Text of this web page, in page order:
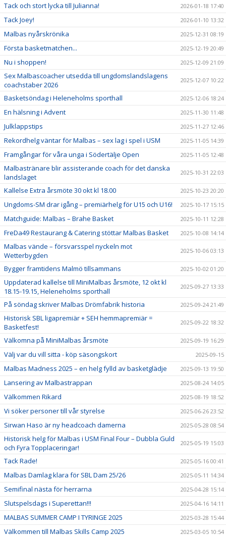
Tack och stort lycka till Julianna! 2026-01-18 17:40
Tack Joey! 2026-01-10 13:32
Malbas nyårskrönika 2025-12-31 08:19
Första basketmatchen... 2025-12-19 20:49
Nu i shoppen! 2025-12-09 21:09
Sex Malbascoacher utsedda till ungdomslandslagens
coachstaber 2026
2025-12-07 10:22
Basketsöndag i Heleneholms sporthall 2025-12-06 18:24
En hälsning i Advent 2025-11-30 11:48
Julklappstips 2025-11-27 12:46
Rekordhelg väntar för Malbas – sex lag i spel i USM 2025-11-05 14:39
Framgångar för våra unga i Södertälje Open 2025-11-05 12:48
Malbastränare blir assisterande coach för det danska
landslaget
2025-10-31 22:03
Kallelse Extra årsmöte 30 okt kl 18.00 2025-10-23 20:20
Ungdoms-SM drar igång – premiärhelg för U15 och U16! 2025-10-17 15:15
Matchguide: Malbas – Brahe Basket 2025-10-11 12:28
FreDa49 Restaurang & Catering stöttar Malbas Basket 2025-10-08 14:14
Malbas vände – försvarsspel nyckeln mot
Wetterbygden
2025-10-06 03:13
Bygger framtidens Malmö tillsammans 2025-10-02 01:20
Uppdaterad kallelse till MiniMalbas årsmöte, 12 okt kl
18.15-19.15, Heleneholms sporthall
2025-09-27 13:33
På söndag skriver Malbas Drömfabrik historia 2025-09-24 21:49
Historisk SBL ligapremiär + SEH hemmapremiär =
Basketfest!
2025-09-22 18:32
Välkomna på MiniMalbas årsmöte 2025-09-19 16:29
Välj var du vill sitta - köp säsongskort 2025-09-15
Malbas Madness 2025 – en helg fylld av basketglädje 2025-09-13 19:50
Lansering av Malbastrappan 2025-08-24 14:05
Välkommen Rikard 2025-08-19 18:52
Vi söker personer till vår styrelse 2025-06-26 23:52
Sirwan Haso är ny headcoach damerna 2025-05-28 08:54
Historisk helg för Malbas i USM Final Four – Dubbla Guld
och Fyra Topplaceringar!
2025-05-19 15:03
Tack Rade! 2025-05-16 00:41
Malbas Damlag klara för SBL Dam 25/26 2025-05-11 14:34
Semifinal nästa för herrarna 2025-04-28 15:14
Slutspelsdags i Superettan!!! 2025-04-16 14:11
MALBAS SUMMER CAMP I TYRINGE 2025 2025-03-28 15:44
Välkommen till Malbas Skills Camp 2025 2025-03-05 10:54